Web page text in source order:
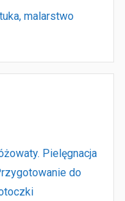
malarstwo
Pielęgnacja
do